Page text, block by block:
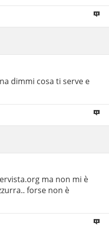
dimmi cosa ti serve e
ma non mi è
forse non è